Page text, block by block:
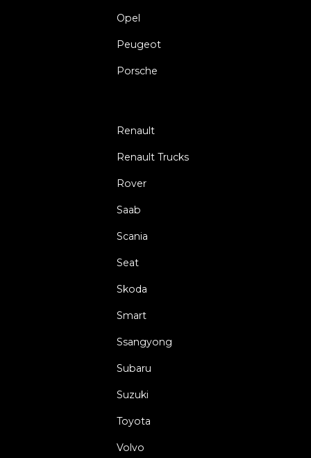
Opel
Peugeot
Porsche
Renault
Renault Trucks
Rover
Saab
Scania
Seat
Skoda
Smart
Ssangyong
Subaru
Suzuki
Toyota
Volvo